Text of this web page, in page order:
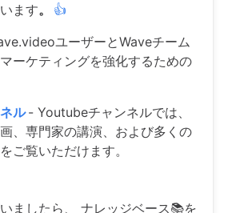
ます。 👍
ユーザーとWaveチーム
ーケティングを強化するための
ル- Youtubeチャンネルでは、
、専門家の講演、および多くの
ご覧いただけます。
ましたら、 ナレッジベース📚を